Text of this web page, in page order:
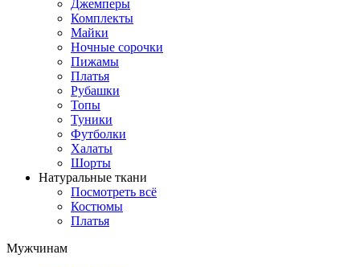
Джемперы
Комплекты
Майки
Ночные сорочки
Пижамы
Платья
Рубашки
Топы
Туники
Футболки
Халаты
Шорты
Натуральные ткани
Посмотреть всё
Костюмы
Платья
Мужчинам